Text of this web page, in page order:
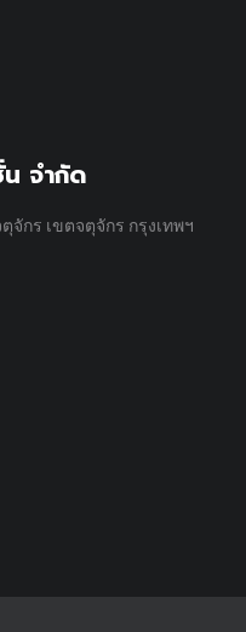
จำกัด
กร เขตจตุจักร กรุงเทพฯ